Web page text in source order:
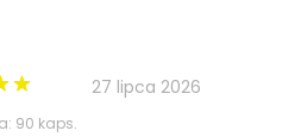
27 lipca 2026
90 kaps.